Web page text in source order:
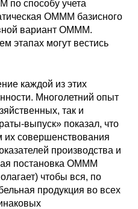
по способу учета
ОМММ базисного
вариант ОМММ.
этапах могут вестись
каждой из этих
Многолетний опыт
так и
выпуск» показал, что
совершенствования
производства и
постановка ОМММ
чтобы вся, по
продукция во всех